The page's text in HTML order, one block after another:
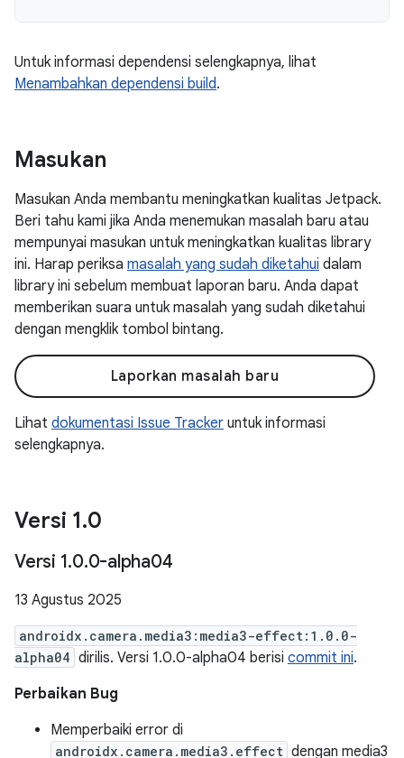
Untuk informasi dependensi selengkapnya, lihat
Menambahkan dependensi build.
Masukan
Masukan Anda membantu meningkatkan kualitas Jetpack.
Beri tahu kami jika Anda menemukan masalah baru atau
mempunyai masukan untuk meningkatkan kualitas library
ini. Harap periksa masalah yang sudah diketahui dalam
library ini sebelum membuat laporan baru. Anda dapat
memberikan suara untuk masalah yang sudah diketahui
dengan mengklik tombol bintang.
Laporkan masalah baru
Lihat dokumentasi Issue Tracker untuk informasi
selengkapnya.
Versi 1.0
Versi 1.0.0-alpha04
13 Agustus 2025
androidx.camera.media3:media3-effect:1.0.0-
alpha04 dirilis. Versi 1.0.0-alpha04 berisi commit ini.
Perbaikan Bug
Memperbaiki error di
androidx.camera.media3.effect dengan media3